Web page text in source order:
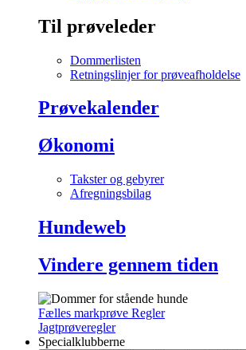
Til prøveleder
Dommerlisten
Retningslinjer for prøveafholdelse
Prøvekalender
Økonomi
Takster og gebyrer
Afregningsbilag
Hundeweb
Vindere gennem tiden
Fælles markprøve Regler
Jagtprøveregler
Specialklubberne